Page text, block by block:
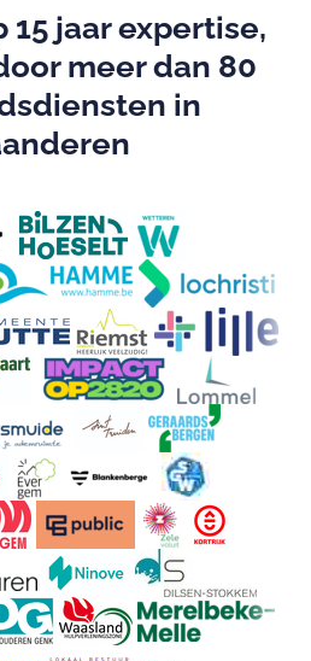
15 jaar expertise,
meer dan 80
in